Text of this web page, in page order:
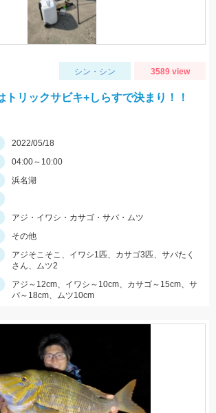
シン・シン 3589 view
トリックサビキ+しらすで決まり！！
2022/05/18
04:00～10:00
浜名湖
アジ・イワシ・カサゴ・サバ・ムツ
その他
アジそこそこ、イワシ1匹、カサゴ3匹、サバたく
さん、ムツ2
アジ～12cm、イワシ～10cm、カサゴ～15cm、サ
バ～18cm、ムツ10cm